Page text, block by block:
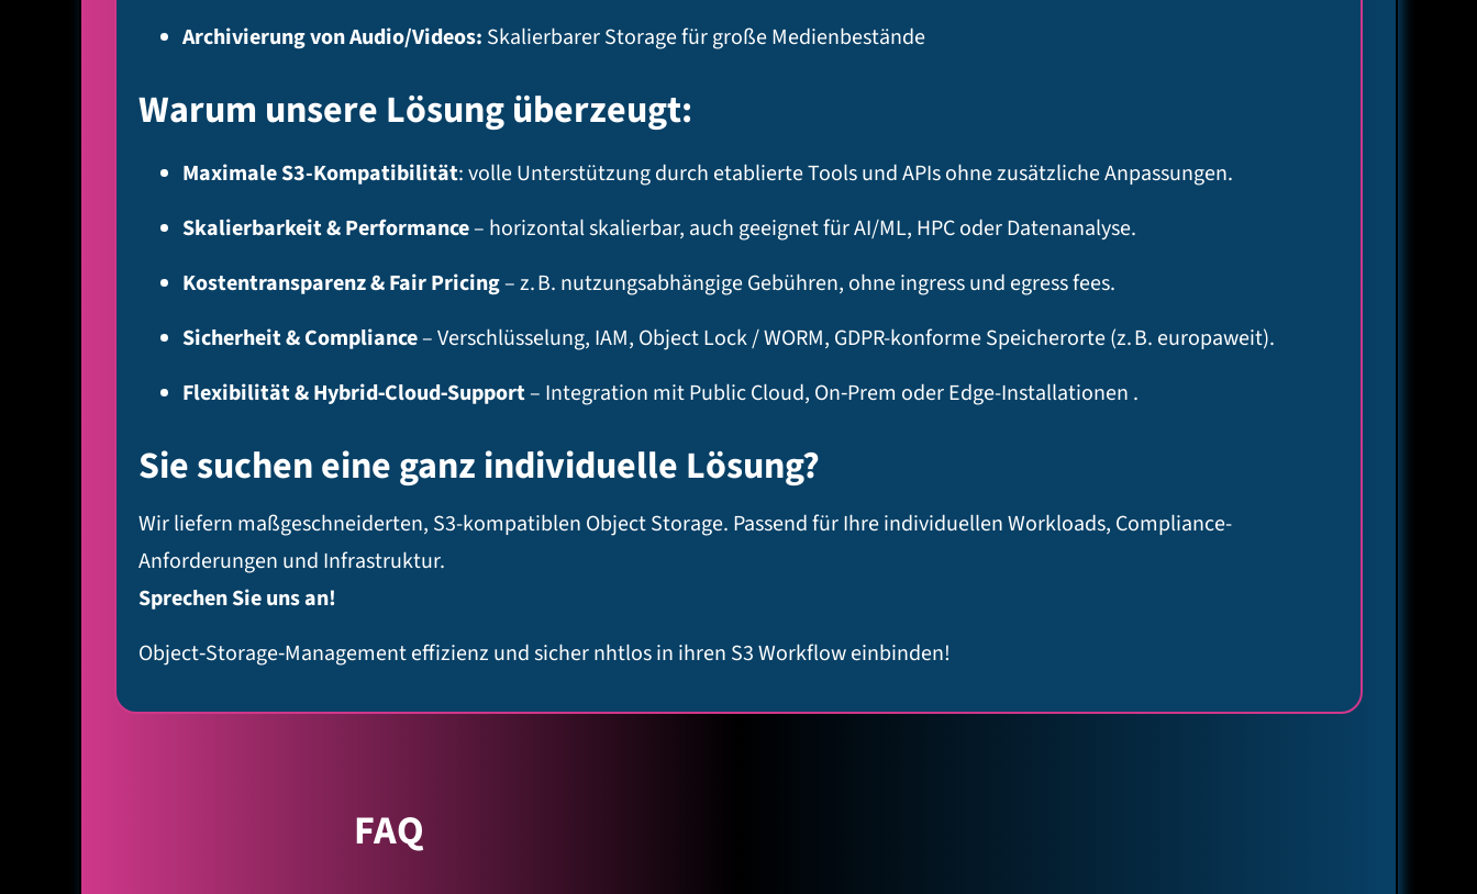
Archivierung von Audio/Videos: Skalierbarer Storage für große Medienbestände
Warum unsere Lösung überzeugt:
Maximale S3-Kompatibilität: volle Unterstützung durch etablierte Tools und APIs ohne zusätzliche Anpassungen.
Skalierbarkeit & Performance– horizontal skalierbar, auch geeignet für AI/ML, HPC oder Datenanalyse.
Kostentransparenz & Fair Pricing– z. B. nutzungsabhängige Gebühren, ohne ingress und egress fees.
Sicherheit & Compliance– Verschlüsselung, IAM, Object Lock / WORM, GDPR-konforme Speicherorte (z. B. europaweit).
Flexibilität & Hybrid‑Cloud‑Support– Integration mit Public Cloud, On‑Prem oder Edge-Installationen .
Sie suchen eine ganz individuelle Lösung?
Wir liefern maßgeschneiderten, S3-kompatiblen Object Storage. Passend für Ihre individuellen Workloads, Compliance-
Anforderungen und Infrastruktur.
Sprechen Sie uns an!
Object‑Storage‑Management effizienz und sicher nhtlos in ihren S3 Workflow einbinden!
FAQ